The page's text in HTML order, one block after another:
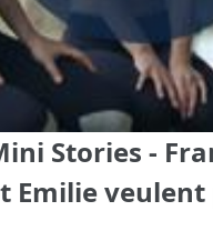
Stories -
Emilie